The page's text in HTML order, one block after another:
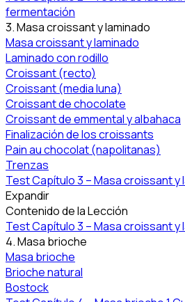
fermentación
3. Masa croissant y laminado
Masa croissant y laminado
Laminado con rodillo
Croissant (recto)
Croissant (media luna)
Croissant de chocolate
Croissant de emmental y albahaca
Finalización de los croissants
Pain au chocolat (napolitanas)
Trenzas
Test Capítulo 3 – Masa croissant y
Expandir
Contenido de la Lección
Test Capítulo 3 – Masa croissant y
4. Masa brioche
Masa brioche
Brioche natural
Bostock